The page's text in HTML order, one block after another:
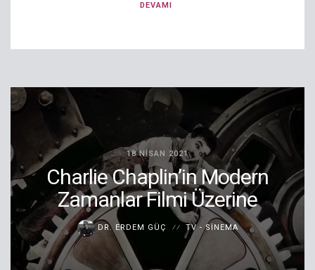
DEVAMI
18 NISAN 2021
Charlie Chaplin’in Modern
Zamanlar Filmi Üzerine
DR. ERDEM GÜÇ TV - SINEMA